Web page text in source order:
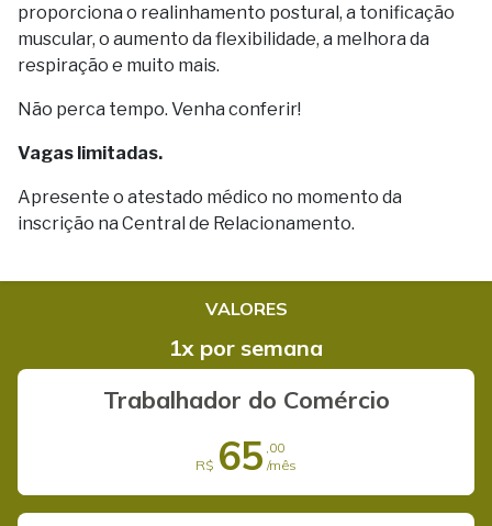
proporciona o realinhamento postural, a tonificação
muscular, o aumento da flexibilidade, a melhora da
respiração e muito mais.
Não perca tempo. Venha conferir!
Vagas limitadas.
Apresente o atestado médico no momento da
inscrição na Central de Relacionamento.
VALORES
1x por semana
Trabalhador do Comércio
R$ 65 ,00
/mês